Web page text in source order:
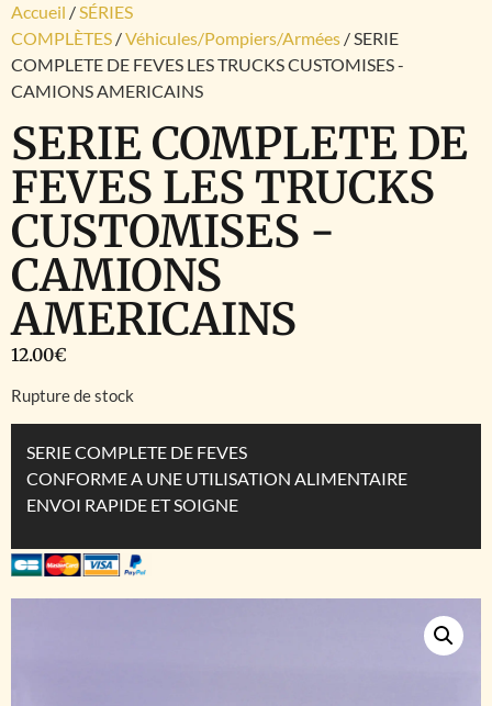
Accueil /SÉRIES
COMPLÈTES /Véhicules/Pompiers/Armées / SERIE
COMPLETE DE FEVES LES TRUCKS CUSTOMISES -
CAMIONS AMERICAINS
SERIE COMPLETE DE
FEVES LES TRUCKS
CUSTOMISES -
CAMIONS
AMERICAINS
12.00€
Rupture de stock
SERIE COMPLETE DE FEVES
CONFORME A UNE UTILISATION ALIMENTAIRE
ENVOI RAPIDE ET SOIGNE